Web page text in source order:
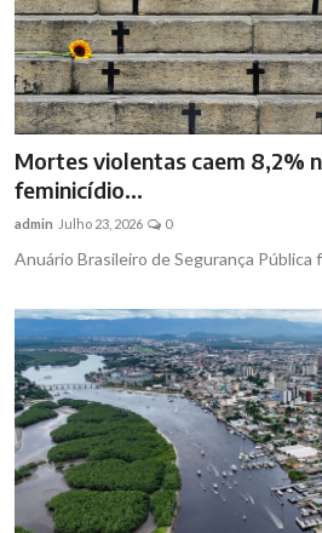
Mortes violentas caem 8,2%
feminicídio...
admin Julho 23, 2026 0
Anuário Brasileiro de Segurança